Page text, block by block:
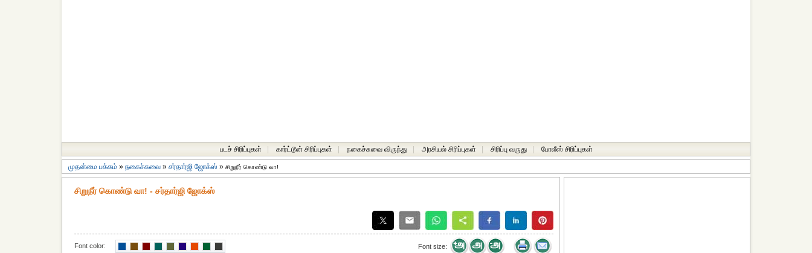
படச் சிரிப்புகள் கார்ட்டூன் சிரிப்புகள் நகைச்சுவை விருந்து அரசியல் சிரிப்புகள் சிரிப்பு வருது போலீஸ் சிரிப்புகள்
முதன்மை பக்கம் » நகைச்சுவை » சர்தார்ஜி ஜோக்ஸ் » சிறுநீர் கொண்டு வா!
சிறுநீர் கொண்டு வா! - சர்தார்ஜி ஜோக்ஸ்
Font color: Font size: